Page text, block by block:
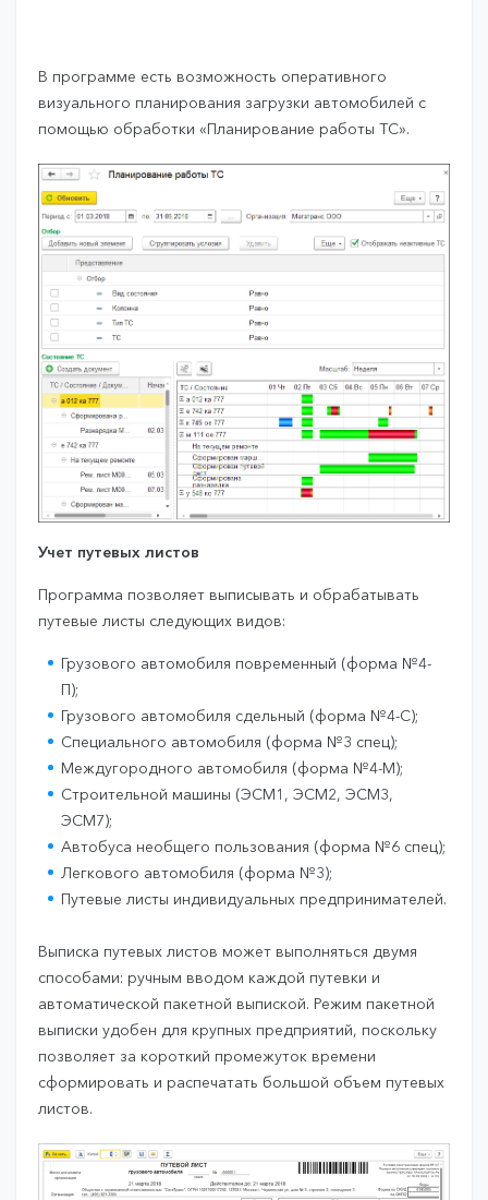
В программе есть возможность оперативного
визуального планирования загрузки автомобилей с
помощью обработки «Планирование работы ТС».
Учет путевых листов
Программа позволяет выписывать и обрабатывать
путевые листы следующих видов:
Грузового автомобиля повременный (форма №4-
П);
Грузового автомобиля сдельный (форма №4-С);
Специального автомобиля (форма №3 спец);
Междугородного автомобиля (форма №4-М);
Строительной машины (ЭСМ1, ЭСМ2, ЭСМ3,
ЭСМ7);
Автобуса необщего пользования (форма №6 спец);
Легкового автомобиля (форма №3);
Путевые листы индивидуальных предпринимателей.
Выписка путевых листов может выполняться двумя
способами: ручным вводом каждой путевки и
автоматической пакетной выпиской. Режим пакетной
выписки удобен для крупных предприятий, поскольку
позволяет за короткий промежуток времени
сформировать и распечатать большой объем путевых
листов.